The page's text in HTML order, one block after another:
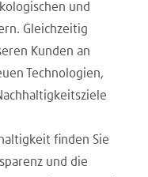
und
Gleichzeitig
Kunden an
Technologien,
finden Sie
und die